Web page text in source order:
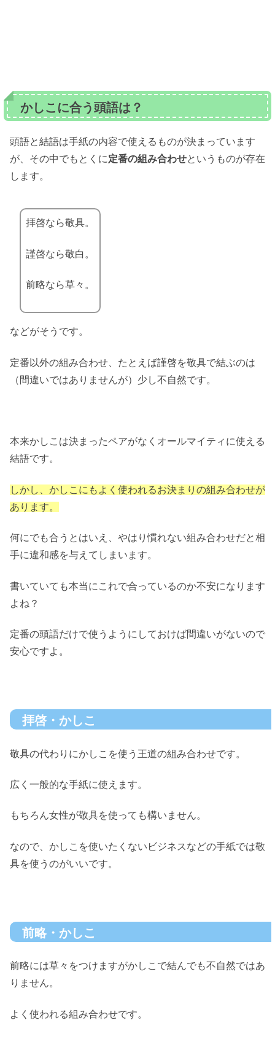
かしこに合う頭語は？
頭語と結語は手紙の内容で使えるものが決まっています
が、その中でもとくに定番の組み合わせというものが存在
します。
拝啓なら敬具。
謹啓なら敬白。
前略なら草々。
などがそうです。
定番以外の組み合わせ、たとえば謹啓を敬具で結ぶのは
（間違いではありませんが）少し不自然です。
本来かしこは決まったペアがなくオールマイティに使える
結語です。
しかし、かしこにもよく使われるお決まりの組み合わせが
あります。
何にでも合うとはいえ、やはり慣れない組み合わせだと相
手に違和感を与えてしまいます。
書いていても本当にこれで合っているのか不安になります
よね？
定番の頭語だけで使うようにしておけば間違いがないので
安心ですよ。
拝啓・かしこ
敬具の代わりにかしこを使う王道の組み合わせです。
広く一般的な手紙に使えます。
もちろん女性が敬具を使っても構いません。
なので、かしこを使いたくないビジネスなどの手紙では敬
具を使うのがいいです。
前略・かしこ
前略には草々をつけますがかしこで結んでも不自然ではあ
りません。
よく使われる組み合わせです。